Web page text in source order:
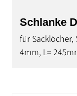
Schlanke
für
4mm, L=